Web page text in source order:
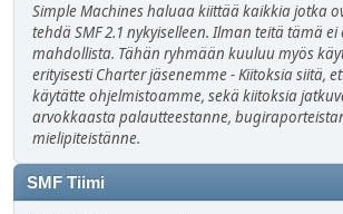
Simple Machines haluaa kiittää kaikkia jotka
tehdä SMF 2.1 nykyiselleen. Ilman teitä tämä
mahdollista. Tähän ryhmään kuuluu myös
erityisesti Charter jäsenemme - Kiitoksia siitä,
käytätte ohjelmistoamme, sekä kiitoksia
arvokkaasta palautteestanne,
mielipiteistänne.
SMF Tiimi